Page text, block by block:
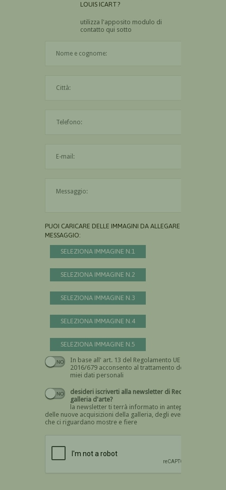
LOUIS ICART?
utilizza l'apposito modulo di
contatto qui sotto
PUOI CARICARE DELLE IMMAGINI DA ALLEGARE AL
MESSAGGIO:
SELEZIONA IMMAGINE N.1
SELEZIONA IMMAGINE N.2
SELEZIONA IMMAGINE N.3
SELEZIONA IMMAGINE N.4
SELEZIONA IMMAGINE N.5
In base all' art. 13 del Regolamento UE n.
2016/679 acconsento al trattamento dei
miei dati personali
Devi dare il consenso
desideri iscriverti alla newsletter di Recta
galleria d'arte?
la newsletter ti terrà informato in anteprima
delle nuove acquisizioni della galleria, degli eventi
che ci riguardano mostre e fiere